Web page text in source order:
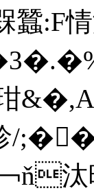
蠶:F
玵&
;��
ň汰